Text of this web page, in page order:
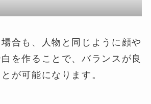
合も、人物と同じように顔や
を作ることで、バランスが良
が可能になります。